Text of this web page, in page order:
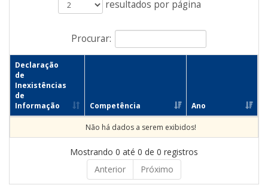
resultados por página
Procurar:
Declaração
de
Inexistências
de
Informação
Competência Ano
Não há dados a serem exibidos!
Mostrando 0 até 0 de 0 registros
Anterior
Próximo